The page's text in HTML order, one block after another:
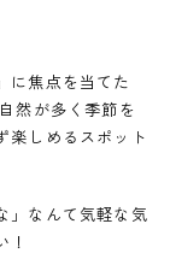
に焦点を当てた
然が多く季節を
楽しめるスポット
」なんて気軽な気
！